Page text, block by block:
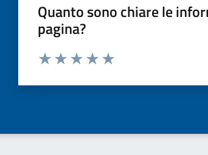
Quanto sono chiare le
pagina?
Valuta da 1 a 5 stelle la pagina